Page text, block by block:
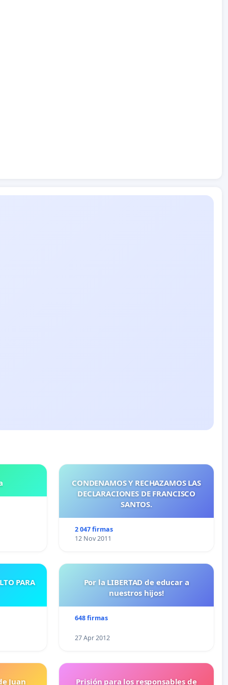
CONDENAMOS Y RECHAZAMOS LAS
DECLARACIONES DE FRANCISCO
SANTOS.
2 047 firmas
12 Nov 2011
PARA
Por la LIBERTAD de educar a
nuestros hijos!
648 firmas
27 Apr 2012
Juan
Prisión para los responsables de